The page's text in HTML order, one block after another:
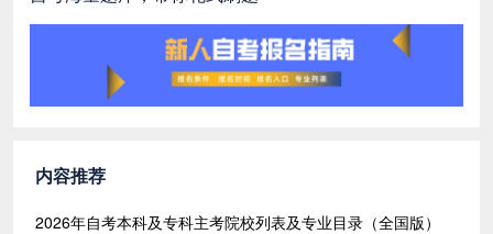
内容推荐
2026年自考本科及专科主考院校列表及专业目录（全国版）